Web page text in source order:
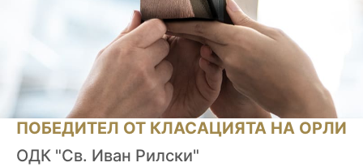
ПОБЕДИТЕЛ ОТ КЛАСАЦИЯТА НА ОРЛИ
ОДК "Св. Иван Рилски"